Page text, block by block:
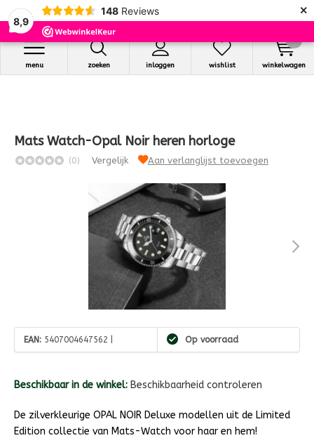
8,9
148 Reviews ×
zoeken inloggen
menu wishlist winkelwagen
Mats Watch-Opal Noir heren horloge
(0) Vergelijk Aan verlanglijst toevoegen
EAN: 5407004647562 | Op voorraad
Beschikbaar in de winkel: Beschikbaarheid controleren
De zilverkleurige OPAL NOIR Deluxe modellen uit de Limited
Edition collectie van Mats-Watch voor haar en hem!